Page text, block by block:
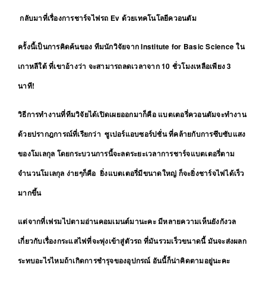
กลับมาที่เรื่องการชาร์จไฟรถ Ev ด้วยเทคโนโลยีควอนตัม
ครั้งนี้เป็นการคิดค้นของ ทีมนักวิจัยจาก Institute for Basic Science ใน
เกาหลีใต้ที่เขาอ้างว่า จะสามารถลดเวลาจาก 10 ชั่วโมงเหลือเพียง 3
นาที!
วิธีการทำงานที่ทีมวิจัยได้เปิดเผยออกมาก็คือ แบตเตอรี่ควอนตัมจะทำงาน
ด้วยปรากฎการณ์ที่เรียกว่าซูเปอร์แอบซอร์ปชั่น ที่คล้ายกับการซึบซับแสง
ของโมเลกุล โดยกระบวนการนี้จะลดระยะเวลาการชาร์จแบตเตอรี่ตาม
จำนวนโมเลกุล ง่ายๆก็คือ ยิ่งแบตเตอรี่มีขนาดใหญ่ ก็จะยิ่งชาร์จไฟได้เร็ว
มากขึ้น
แต่จากที่เฟรมไปตามอ่านคอมเมนต์มานะคะ มีหลายความเห็นยังกังวล
เกี่ยวกับเรื่องกระแสไฟที่จะพุ่งเข้าสู่ตัวรถ ที่มันรวมเร็วขนาดนี้ มันจะส่งผลก
ระทบอะไรไหมถ้าเกิดการชำรุจของอุปกรณ์ อันนี้ก็น่าคิดตามอยู่นะคะ